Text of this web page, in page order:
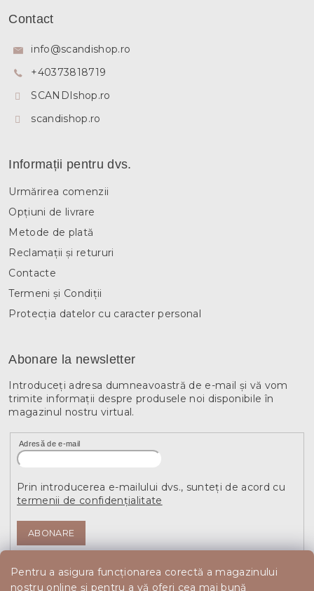
Pentru a asigura funcționarea corectă a magazinului
nostru online și pentru a vă oferi cea mai bună
Contact
info@scandishop.ro
+40373818719
SCANDIshop.ro
scandishop.ro
Informații pentru dvs.
Urmărirea comenzii
Opțiuni de livrare
Metode de plată
Reclamații și retururi
Contacte
Termeni și Condiții
Protecția datelor cu caracter personal
Abonare la newsletter
Introduceţi adresa dumneavoastră de e-mail şi vă vom
trimite informaţii despre produsele noi disponibile în
magazinul nostru virtual.
Adresă de e-mail
Prin introducerea e-mailului dvs., sunteți de acord cu
termenii de confidențialitate
ABONARE